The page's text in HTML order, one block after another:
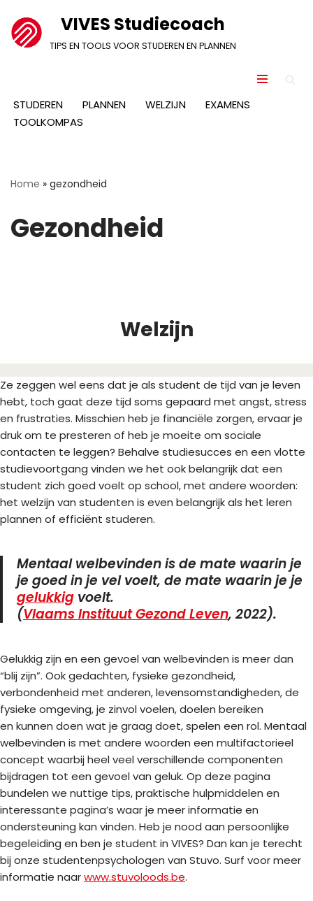
Ga
VIVES Studiecoach
TIPS EN TOOLS VOOR STUDEREN EN PLANNEN
STUDEREN PLANNEN WELZIJN
EXAMENS
TOOLKOMPAS
Home » gezondheid
Gezondheid
Welzijn
Ze zeggen wel eens dat je als student de tijd van je leven
hebt, toch gaat deze tijd soms gepaard met angst, stress
en frustraties. Misschien heb je financiële zorgen, ervaar je
druk om te presteren of heb je moeite om sociale
contacten te leggen? Behalve studiesucces en een vlotte
studievoortgang vinden we het ook belangrijk dat een
student zich goed voelt op school, met andere woorden:
het welzijn van studenten is even belangrijk als het leren
plannen of efficiënt studeren.
Mentaal welbevinden is de mate waarin je
je goed in je vel voelt, de mate waarin je je
gelukkig voelt.
(Vlaams Instituut Gezond Leven, 2022).
Gelukkig zijn en een gevoel van welbevinden is meer dan
“blij zijn”. Ook gedachten, fysieke gezondheid,
verbondenheid met anderen, levensomstandigheden, de
fysieke omgeving, je zinvol voelen, doelen bereiken
en kunnen doen wat je graag doet, spelen een rol. Mentaal
welbevinden is met andere woorden een multifactorieel
concept waarbij heel veel verschillende componenten
bijdragen tot een gevoel van geluk. Op deze pagina
bundelen we nuttige tips, praktische hulpmiddelen en
interessante pagina’s waar je meer informatie en
ondersteuning kan vinden. Heb je nood aan persoonlijke
begeleiding en ben je student in VIVES? Dan kan je terecht
bij onze studentenpsychologen van Stuvo. Surf voor meer
informatie naarwww.stuvoloods.be.